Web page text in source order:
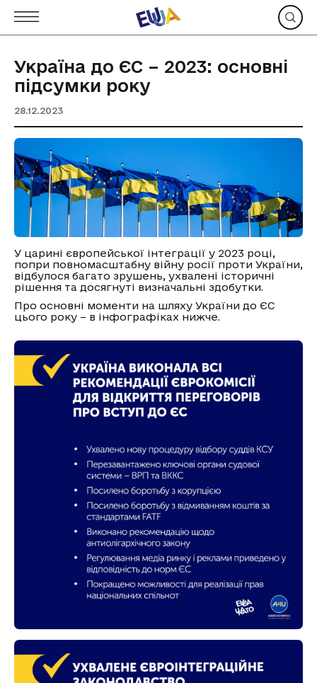
Україна до ЄС – 2023: основні
підсумки року
28.12.2023
У царині європейської інтеграції у 2023 році,
попри повномасштабну війну росії проти України,
відбулося багато зрушень, ухвалені історичні
рішення та досягнуті визначальні здобутки.
Про основні моменти на шляху України до ЄС
цього року – в інфографіках нижче.